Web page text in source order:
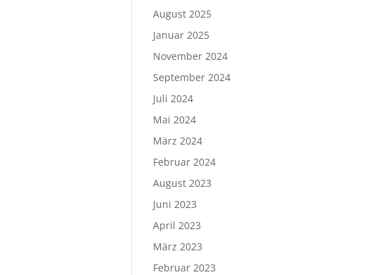
August 2025
Januar 2025
November 2024
September 2024
Juli 2024
Mai 2024
März 2024
Februar 2024
August 2023
Juni 2023
April 2023
März 2023
Februar 2023